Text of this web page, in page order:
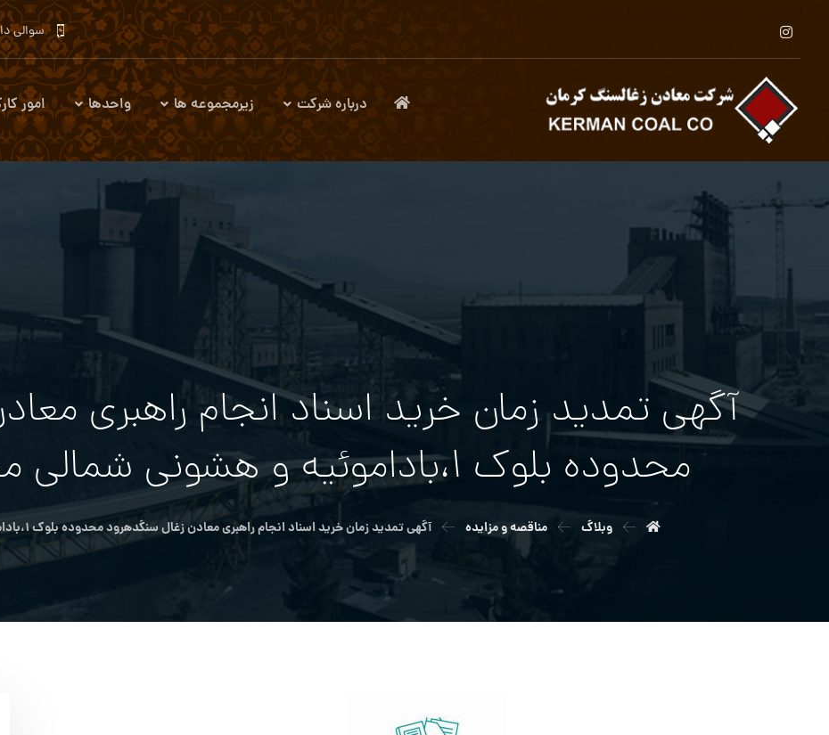
سوالی
درباره شرکت زیرمجموعه ها واحدها امور
آگهي تمدید زمان خرید اسناد انجام راهبری
محدوده بلوك ۱،باداموئيه و هشوني شمالي محدوده تونل۲۰
وبلاگ مناقصه و مزایده آگهي تمدید زمان خرید اسناد انجام راهبری معادن زغال سنگدهرود محدوده بلوك ۱،باداموئيه و هشوني شمالي محدوده تونل۲۰